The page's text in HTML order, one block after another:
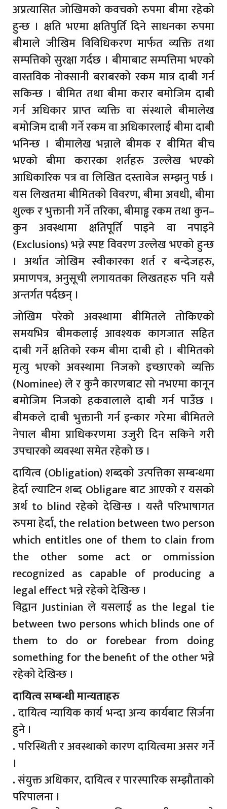
अप्रत्यासित जोखिमको कवचको रुपमा बीमा रहेको
हुन्छ । क्षति भएमा क्षतिपुर्ति दिने साधनका रुपमा
बीमाले जीखिम विविधिकरण मार्फत व्यक्ति तथा
सम्पत्तिको सुरक्षा गर्दछ । बीमाबाट सम्पत्तिमा भएको
वास्तविक नोक्सानी बराबरको रकम मात्र दाबी गर्न
सकिन्छ । बीमित तथा बीमा करार बमोजिम दाबी
गर्न अधिकार प्राप्त व्यक्ति वा संस्थाले बीमालेख
बमोजिम दाबी गर्ने रकम वा अधिकारलाई बीमा दाबी
भनिन्छ । बीमालेख भन्नाले बीमक र बीमित बीच
भएको बीमा करारका शर्तहरु उल्लेख भएको
आधिकारिक पत्र वा लिखित दस्तावेज सम्झनु पर्छ ।
यस लिखतमा बीमितको विवरण, बीमा अवधी, बीमा
शुल्क र भुक्तानी गर्ने तरिका, बीमाड्ढ रकम तथा कुन–
कुन अवस्थामा क्षतिपूर्ति पाइने वा नपाइने
(Exclusions) भन्ने स्पष्ट विवरण उल्लेख भएको हुन्छ
। अर्थात जोखिम स्वीकारका शर्त र बन्देजहरु,
प्रमाणपत्र, अनुसूची लगायतका लिखतहरु पनि यसै
अन्तर्गत पर्दछन् ।
जोखिम परेको अवस्थामा बीमितले तोकिएको
समयभित्र बीमकलाई आवश्यक कागजात सहित
दाबी गर्ने क्षतिको रकम बीमा दाबी हो । बीमितको
मृत्यु भएको अवस्थामा निजको इच्छाएको व्यक्ति
(Nominee) ले र कुनै कारणबाट सो नभएमा कानून
बमोजिम निजको हकवालाले दाबी गर्न पाउँछ ।
बीमकले दाबी भुक्तानी गर्न इन्कार गरेमा बीमितले
नेपाल बीमा प्राधिकरणमा उजुरी दिन सकिने गरी
उपचारको व्यवस्था समेत रहेको छ ।
दायित्व (Obligation) शब्दको उत्पत्तिका सम्बन्धमा
हेर्दा ल्याटिन शब्द Obligare बाट आएको र यसको
अर्थ to blind रहेको देखिन्छ । यस्तै परिभाषागत
रुपमा हेर्दा, the relation between two person
which entitles one of them to clain from
the other some act or ommission
recognized as capable of producing a
legal effect भन्ने रहेको देखिन्छ ।
विद्वान Justinian ले यसलाई as the legal tie
between two persons which blinds one of
them to do or forebear from doing
something for the benefit of the other भन्ने
रहेको देखिन्छ ।
दायित्व सम्बन्धी मान्यताहरु
.दायित्व न्यायिक कार्य भन्दा अन्य कार्यबाट सिर्जना
हुने ।
.परिस्थिती र अवस्थाको कारण दायित्वमा असर गर्ने
।
.संयुक्त अधिकार, दायित्व र पारस्पारिक सम्झौताको
परिपालना ।